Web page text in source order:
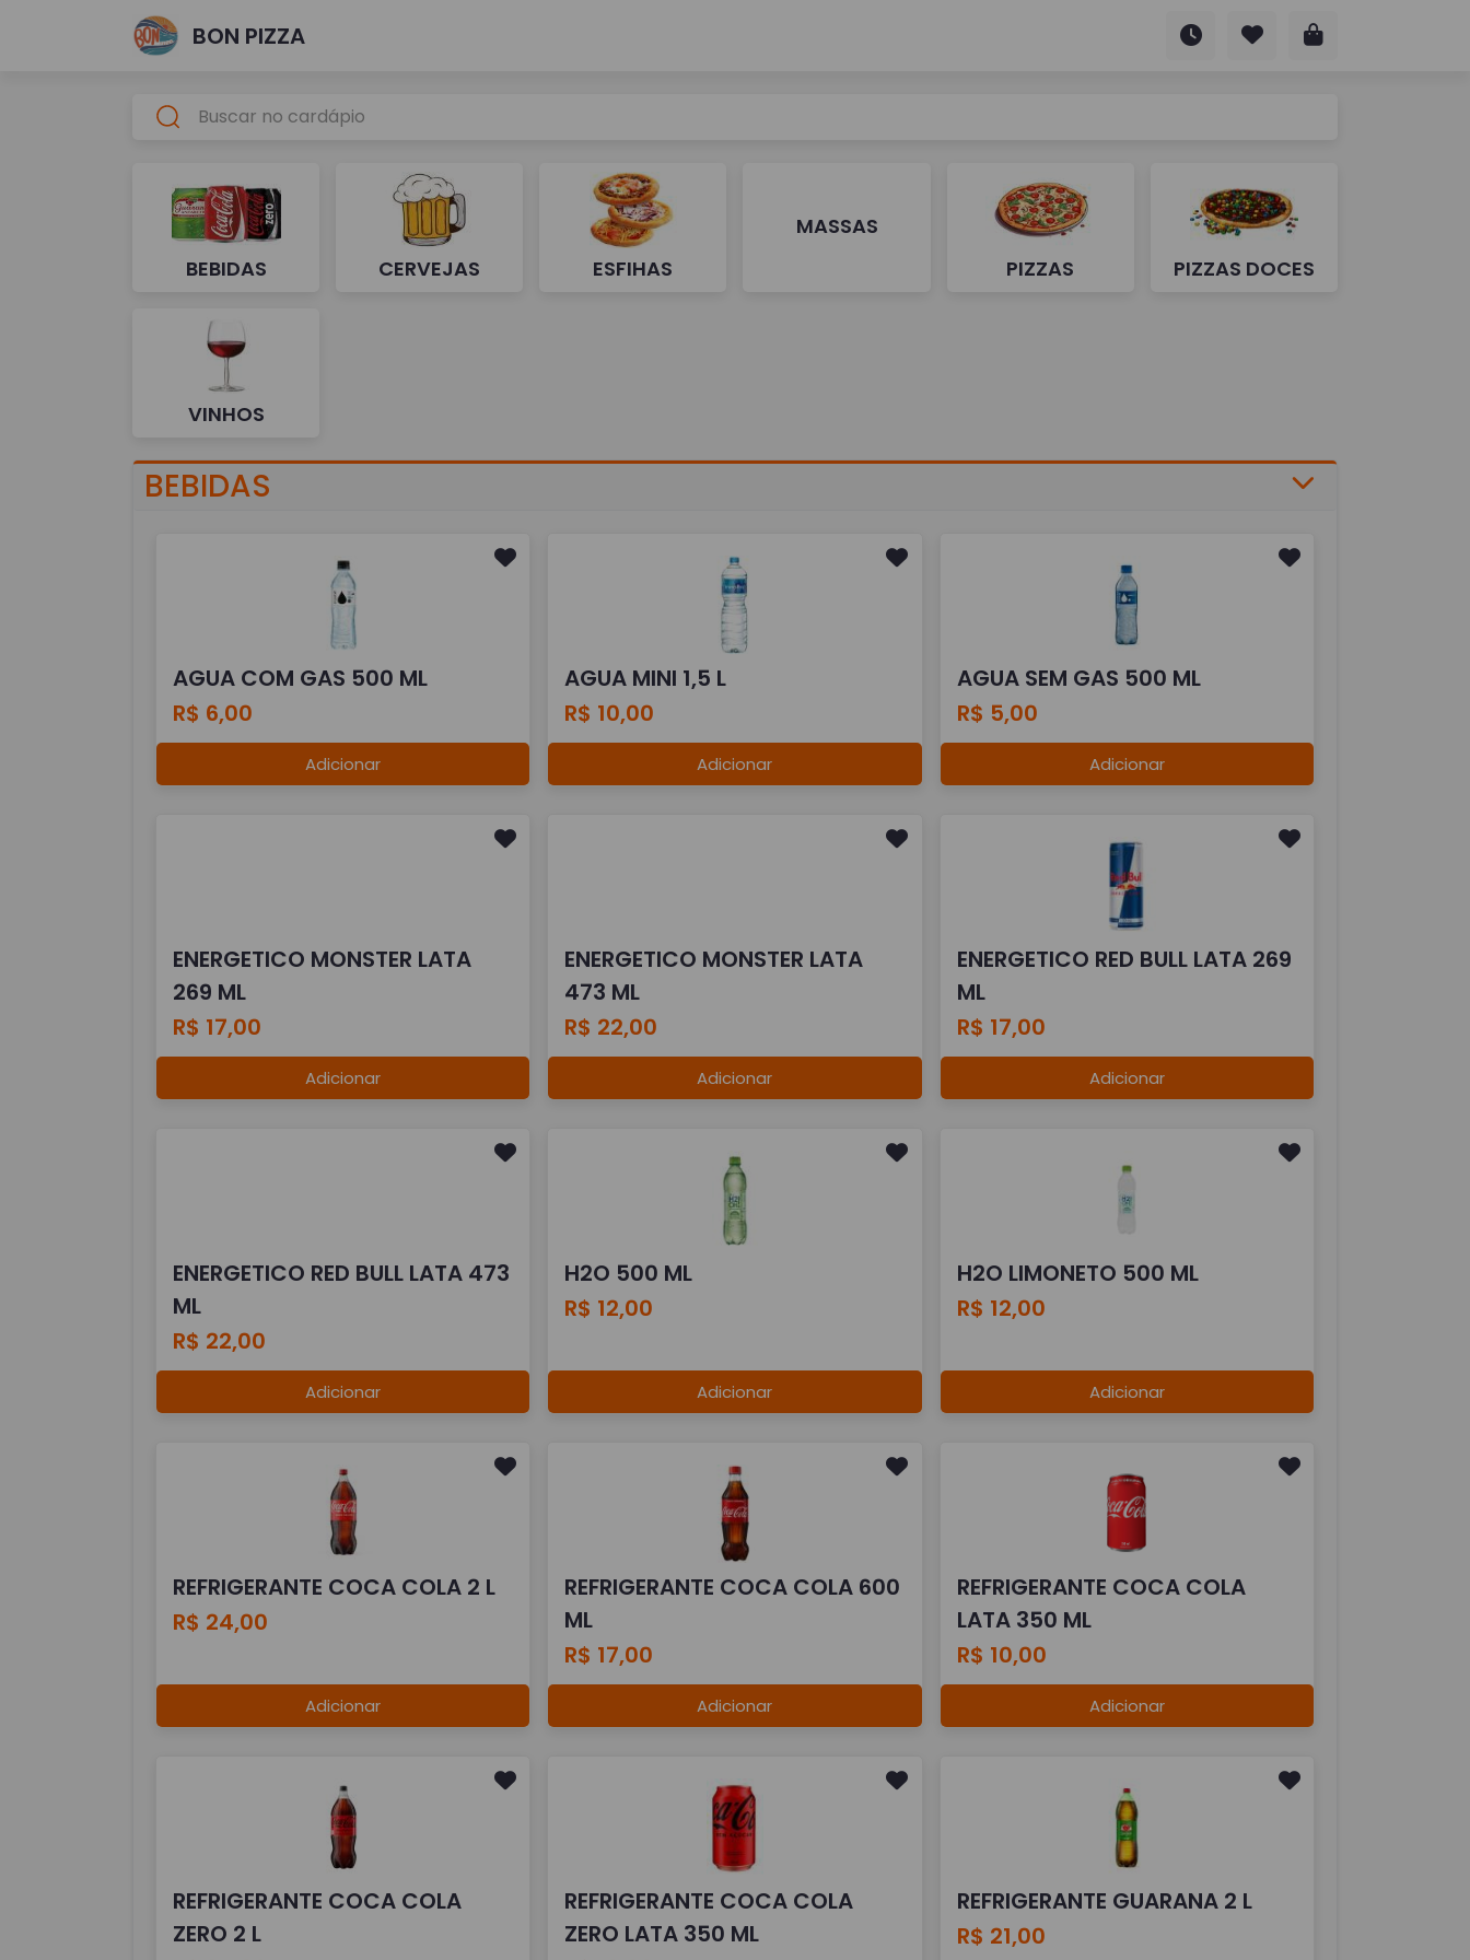
BON PIZZA
BEBIDAS CERVEJAS ESFIHAS
MASSAS
PIZZAS
PIZZAS DOCES
VINHOS
BEBIDAS
AGUA COM GAS 500 ML
R$ 6,00
Adicionar
AGUA MINI 1,5 L
R$ 10,00
Adicionar
AGUA SEM GAS 500 ML
R$ 5,00
Adicionar
ENERGETICO MONSTER LATA
269 ML
R$ 17,00
Adicionar
ENERGETICO MONSTER LATA
473 ML
R$ 22,00
Adicionar
ENERGETICO RED BULL LATA 269
ML
R$ 17,00
Adicionar
ENERGETICO RED BULL LATA 473
ML
R$ 22,00
Adicionar
H2O 500 ML
R$ 12,00
Adicionar
H2O LIMONETO 500 ML
R$ 12,00
Adicionar
REFRIGERANTE COCA COLA 2 L
R$ 24,00
Adicionar
REFRIGERANTE COCA COLA 600
ML
R$ 17,00
Adicionar
REFRIGERANTE COCA COLA
LATA 350 ML
R$ 10,00
Adicionar
REFRIGERANTE COCA COLA
ZERO 2 L
REFRIGERANTE COCA COLA
ZERO LATA 350 ML
REFRIGERANTE GUARANA 2 L
R$ 21,00